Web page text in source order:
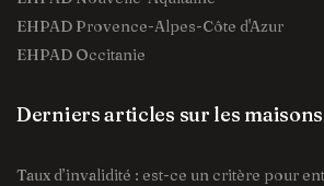
EHPAD Provence-Alpes-Côte d'Azur
EHPAD Occitanie
Derniers articles sur les
Taux d’invalidité : est-ce un critère pour